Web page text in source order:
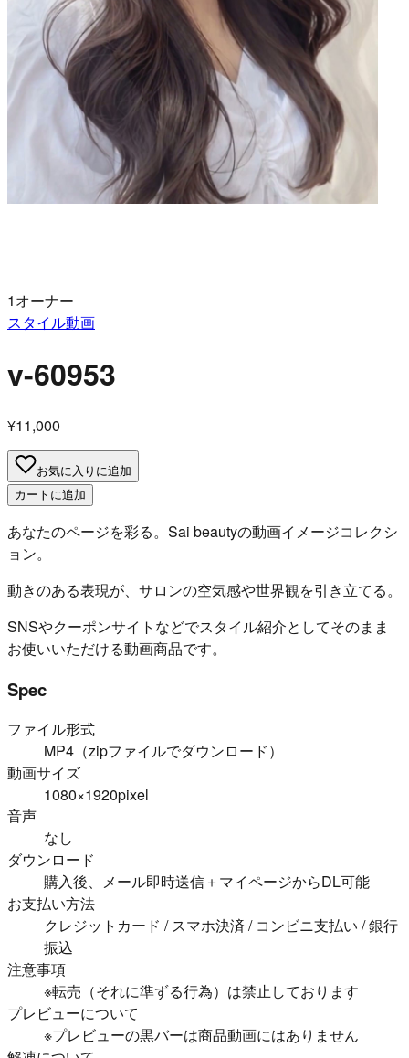
1オーナー
スタイル動画
v-60953
¥11,000
お気に入りに追加
カートに追加
あなたのページを彩る。Sai beautyの動画イメージコレクシ
ョン。
動きのある表現が、サロンの空気感や世界観を引き立てる。
SNSやクーポンサイトなどでスタイル紹介としてそのまま
お使いいただける動画商品です。
Spec
ファイル形式
MP4（zipファイルでダウンロード）
動画サイズ
1080×1920pixel
音声
なし
ダウンロード
購入後、メール即時送信＋マイページからDL可能
お支払い方法
クレジットカード / スマホ決済 / コンビニ支払い / 銀行
振込
注意事項
※転売（それに準ずる行為）は禁止しております
プレビューについて
※プレビューの黒バーは商品動画にはありません